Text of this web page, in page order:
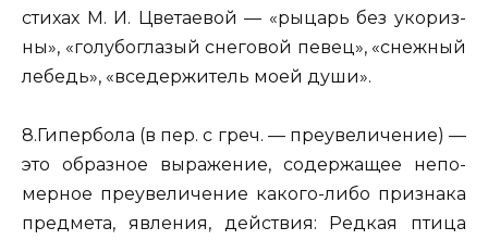
сти­хах М. И. Цве­та­е­вой — «ры­царь без уко­риз­
ны», «го­лу­бо­гла­зый сне­го­вой певец», «снеж­ный
ле­бедь», «все­дер­жи­тель моей души».
8.Ги­пер­бо­ла (в пер. с греч. — пре­уве­ли­че­ние) —
это об­раз­ное вы­ра­же­ние, со­дер­жа­щее не­по­
мер­ное пре­уве­ли­че­ние ка­ко­го-либо при­зна­ка
пред­ме­та, яв­ле­ния, дей­ствия: Ред­кая птица